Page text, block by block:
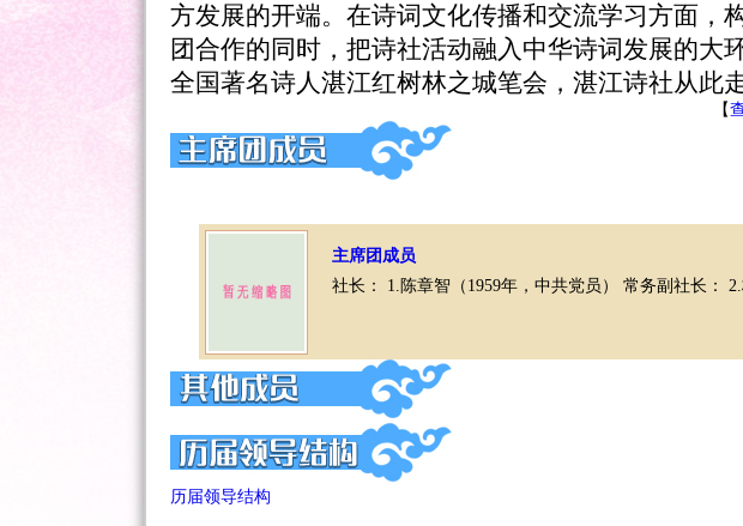
方发展的开端。在诗词文化传播和交流学习方面，
团合作的同时，把诗社活动融入中华诗词发展的大
全国著名诗人湛江红树林之城笔会，湛江诗社从此
【
主席团成员
社长： 1.陈章智（1959年，中共党员） 常务副社长： 2.
历届领导结构